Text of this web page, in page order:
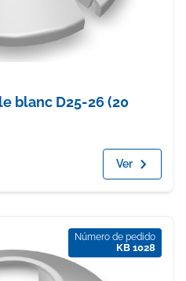
blanc D25-26 (20
Ver
Número de pedido
KB 1028